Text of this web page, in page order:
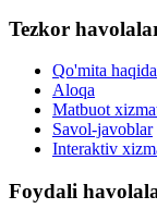
Tezkor
Qo'mita haqida
Aloqa
Matbuot
Savol-javoblar
Interaktiv
Foydali